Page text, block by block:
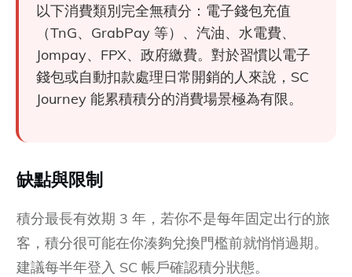
以下消費類別完全無積分：電子錢包充值
（TnG、GrabPay 等）、汽油、水電費、
Jompay、FPX、政府繳費。對於習慣以電子
錢包或自動扣款處理日常開銷的人來說，SC
Journey 能累積積分的消費場景極為有限。
缺點與限制
積分最長有效期 3 年，若你不是每年固定出行的旅
客，積分很可能在你湊夠兌換門檻前就悄悄過期。
建議每半年登入 SC 帳戶確認積分狀態。